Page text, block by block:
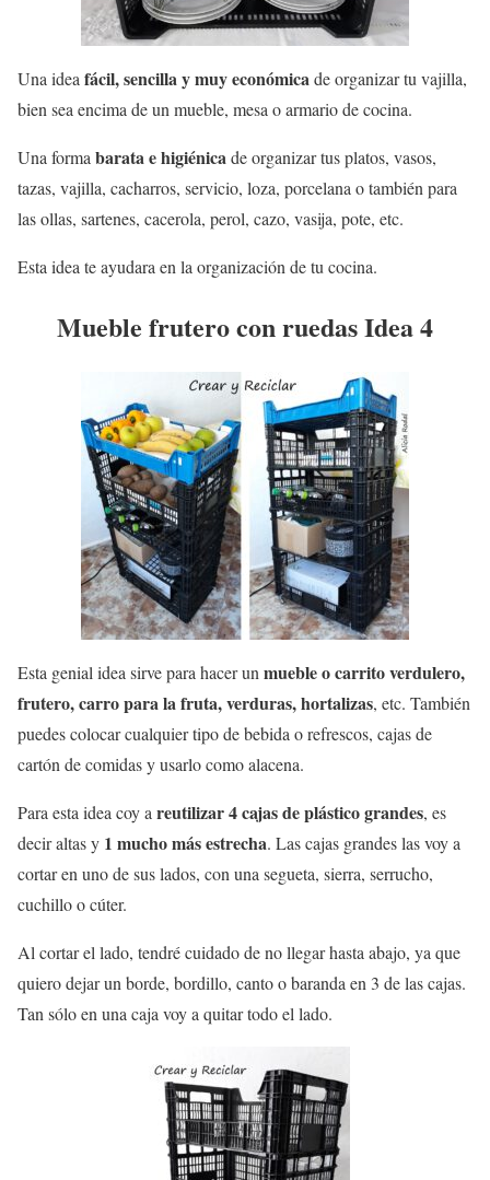
Una idea fácil, sencilla y muy económicade organizar tu vajilla,
bien sea encima de un mueble, mesa o armario de cocina.
Una forma barata e higiénicade organizar tus platos, vasos,
tazas, vajilla, cacharros, servicio, loza, porcelana o también para
las ollas, sartenes, cacerola, perol, cazo, vasija, pote, etc.
Esta idea te ayudara en la organización de tu cocina.
Mueble frutero con ruedas Idea 4
Esta genial idea sirve para hacer un mueble o carrito verdulero,
frutero, carro para la fruta, verduras, hortalizas, etc. También
puedes colocar cualquier tipo de bebida o refrescos, cajas de
cartón de comidas y usarlo como alacena.
Para esta idea coy a reutilizar 4 cajas de plástico grandes, es
decir altas y 1 mucho más estrecha. Las cajas grandes las voy a
cortar en uno de sus lados, con una segueta, sierra, serrucho,
cuchillo o cúter.
Al cortar el lado, tendré cuidado de no llegar hasta abajo, ya que
quiero dejar un borde, bordillo, canto o baranda en 3 de las cajas.
Tan sólo en una caja voy a quitar todo el lado.